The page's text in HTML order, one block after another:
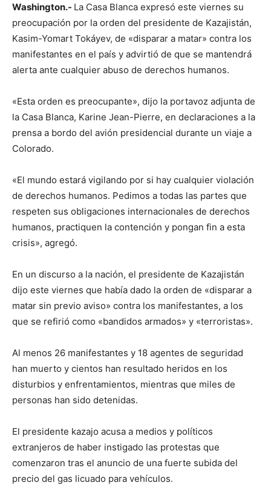
Washington.- La Casa Blanca expresó este viernes su
preocupación por la orden del presidente de Kazajistán,
Kasim-Yomart Tokáyev, de «disparar a matar» contra los
manifestantes en el país y advirtió de que se mantendrá
alerta ante cualquier abuso de derechos humanos.
«Esta orden es preocupante», dijo la portavoz adjunta de
la Casa Blanca, Karine Jean-Pierre, en declaraciones a la
prensa a bordo del avión presidencial durante un viaje a
Colorado.
«El mundo estará vigilando por si hay cualquier violación
de derechos humanos. Pedimos a todas las partes que
respeten sus obligaciones internacionales de derechos
humanos, practiquen la contención y pongan fin a esta
crisis», agregó.
En un discurso a la nación, el presidente de Kazajistán
dijo este viernes que había dado la orden de «disparar a
matar sin previo aviso» contra los manifestantes, a los
que se refirió como «bandidos armados» y «terroristas».
Al menos 26 manifestantes y 18 agentes de seguridad
han muerto y cientos han resultado heridos en los
disturbios y enfrentamientos, mientras que miles de
personas han sido detenidas.
El presidente kazajo acusa a medios y políticos
extranjeros de haber instigado las protestas que
comenzaron tras el anuncio de una fuerte subida del
precio del gas licuado para vehículos.